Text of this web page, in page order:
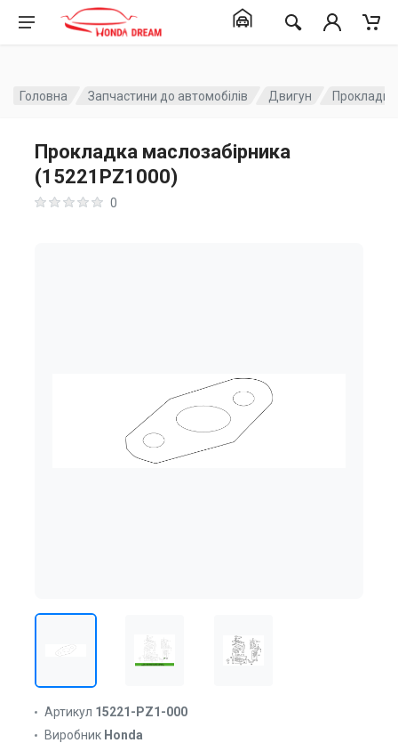
Головна Запчастини до автомобілів Двигун
Прокладка маслозабірника
(15221PZ1000)
0
Артикул 15221-PZ1-000
Виробник Honda